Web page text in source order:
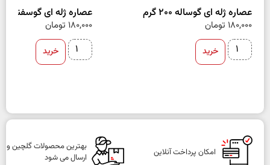
عصاره ژله ای گوساله 200 گرم
180,000 تومان
خرید
عصاره ژله ای گوسفند 200 گرم
180,000 تومان
خرید
امکان پرداخت آنلاین
بهترین محصولات گلچین و
ارسال می شود